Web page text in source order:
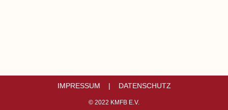
IMPRESSUM | DATENSCHUTZ
© 2022 KMFB E.V.